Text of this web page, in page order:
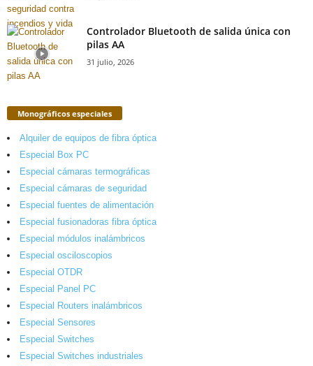
Controlador Bluetooth de salida única con
pilas AA
31 julio, 2026
Monográficos especiales
Alquiler de equipos de fibra óptica
Especial Box PC
Especial cámaras termográficas
Especial cámaras de seguridad
Especial fuentes de alimentación
Especial fusionadoras fibra óptica
Especial módulos inalámbricos
Especial osciloscopios
Especial OTDR
Especial Panel PC
Especial Routers inalámbricos
Especial Sensores
Especial Switches
Especial Switches industriales